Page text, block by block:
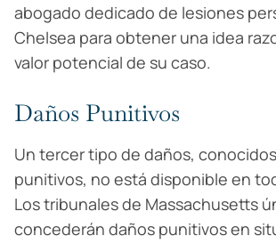
abogado dedicado de lesiones
Chelsea para obtener una idea
valor potencial de su caso.
Daños Punitivos
Un tercer tipo de daños,
punitivos, no está disponible en
Los tribunales de Massachusetts
concederán daños punitivos en